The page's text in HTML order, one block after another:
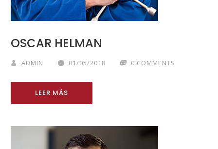
OSCAR HELMAN
ADMIN 01/05/2018 0 COMMENTS
LEER MÁS